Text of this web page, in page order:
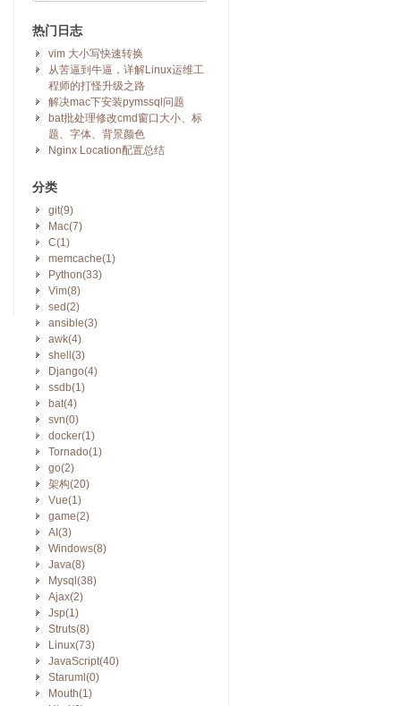
热门日志
vim 大小写快速转换
从苦逼到牛逼，详解Linux运维工
程师的打怪升级之路
解决mac下安装pymssql问题
bat批处理修改cmd窗口大小、标
题、字体、背景颜色
Nginx Location配置总结
分类
git(9)
Mac(7)
C(1)
memcache(1)
Python(33)
Vim(8)
sed(2)
ansible(3)
awk(4)
shell(3)
Django(4)
ssdb(1)
bat(4)
svn(0)
docker(1)
Tornado(1)
go(2)
架构(20)
Vue(1)
game(2)
AI(3)
Windows(8)
Java(8)
Mysql(38)
Ajax(2)
Jsp(1)
Struts(8)
Linux(73)
JavaScript(40)
Staruml(0)
Mouth(1)